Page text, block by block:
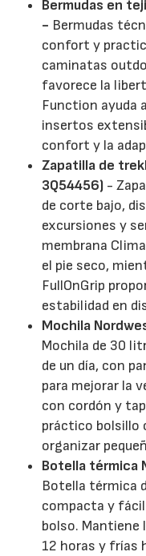
Bermudas en
- Bermudas
confort y
caminatas
favorece la
Function ayuda
insertos
confort y la
Zapatilla de
3Q54456) -
de corte bajo,
excursiones y
membrana
el pie seco,
FullOnGrip
estabilidad en
Mochila
Mochila de 30
de un día, con
para mejorar la
con cordón y
práctico bolsillo
organizar
Botella térmica
Botella térmica
compacta y fácil
bolso. Mantiene
12 horas y frías